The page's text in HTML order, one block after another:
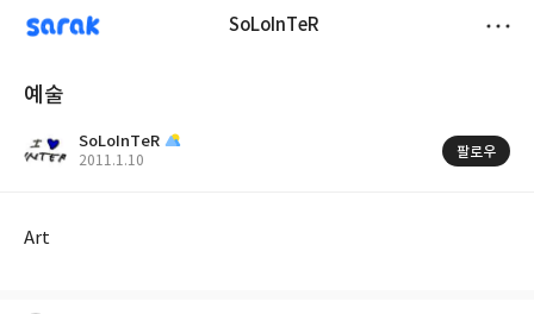
sarak SoLoInTeR
예술
SoLoInTeR
작
2011.1.10
팔로우
Art